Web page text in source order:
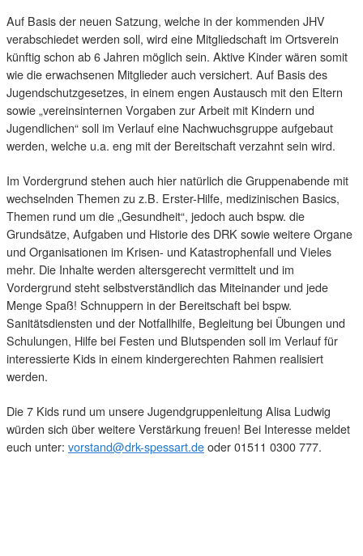
Auf Basis der neuen Satzung, welche in der kommenden JHV
verabschiedet werden soll, wird eine Mitgliedschaft im Ortsverein
künftig schon ab 6 Jahren möglich sein. Aktive Kinder wären somit
wie die erwachsenen Mitglieder auch versichert. Auf Basis des
Jugendschutzgesetzes, in einem engen Austausch mit den Eltern
sowie „vereinsinternen Vorgaben zur Arbeit mit Kindern und
Jugendlichen“ soll im Verlauf eine Nachwuchsgruppe aufgebaut
werden, welche u.a. eng mit der Bereitschaft verzahnt sein wird.
Im Vordergrund stehen auch hier natürlich die Gruppenabende mit
wechselnden Themen zu z.B. Erster-Hilfe, medizinischen Basics,
Themen rund um die „Gesundheit“, jedoch auch bspw. die
Grundsätze, Aufgaben und Historie des DRK sowie weitere Organe
und Organisationen im Krisen- und Katastrophenfall und Vieles
mehr. Die Inhalte werden altersgerecht vermittelt und im
Vordergrund steht selbstverständlich das Miteinander und jede
Menge Spaß! Schnuppern in der Bereitschaft bei bspw.
Sanitätsdiensten und der Notfallhilfe, Begleitung bei Übungen und
Schulungen, Hilfe bei Festen und Blutspenden soll im Verlauf für
interessierte Kids in einem kindergerechten Rahmen realisiert
werden.
Die 7 Kids rund um unsere Jugendgruppenleitung Alisa Ludwig
würden sich über weitere Verstärkung freuen! Bei Interesse meldet
euch unter: vorstand@drk-spessart.deoder 01511 0300 777.